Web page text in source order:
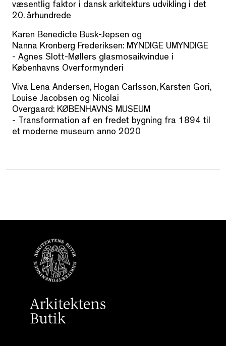
væsentlig faktor i dansk arkitekturs udvikling i det
20. århundrede
Karen Benedicte Busk-Jepsen og
Nanna Kronberg Frederiksen: MYNDIGE UMYNDIGE
- Agnes Slott-Møllers glasmosaikvindue i
Københavns Overformynderi
Viva Lena Andersen, Hogan Carlsson, Karsten Gori,
Louise Jacobsen og Nicolai
Overgaard: KØBENHAVNS MUSEUM
-
Transformation af en fredet bygning fra 1894 til
et moderne museum anno 2020